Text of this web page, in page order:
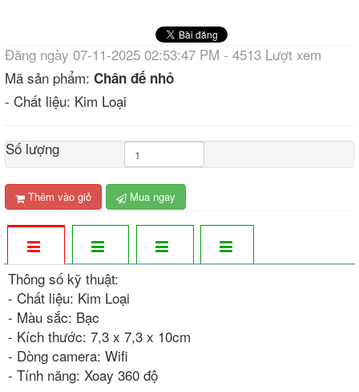
Đăng ngày 07-11-2025 02:53:47 PM - 4513 Lượt xem
Mã sản phẩm: Chân đế nhỏ
- Chất liệu: Kim Loại
Số lượng
Thêm vào giỏ Mua ngay
Thông số kỹ thuật:
- Chất liệu: Kim Loại
- Màu sắc: Bạc
- Kích thước: 7,3 x 7,3 x 10cm
- Dòng camera: Wifi
- Tính năng: Xoay 360 độ